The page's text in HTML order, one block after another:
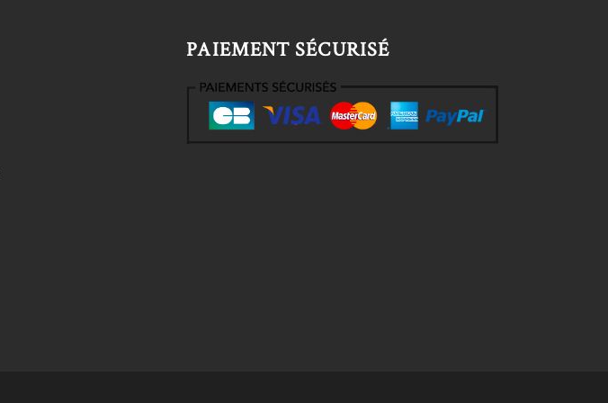
PAIEMENT SÉCURISÉ